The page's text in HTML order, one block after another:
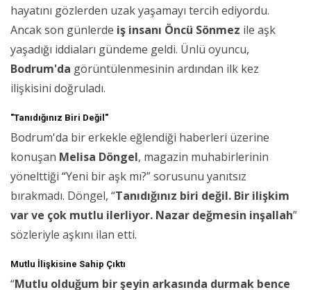
hayatını gözlerden uzak yaşamayı tercih ediyordu.
Ancak son günlerde iş insanı Öncü Sönmez ile aşk
yaşadığı iddiaları gündeme geldi. Ünlü oyuncu,
Bodrum'da görüntülenmesinin ardından ilk kez
ilişkisini doğruladı.
"Tanıdığınız Biri Değil"
Bodrum'da bir erkekle eğlendiği haberleri üzerine
konuşan Melisa Döngel, magazin muhabirlerinin
yönelttiği “Yeni bir aşk mı?” sorusunu yanıtsız
bırakmadı. Döngel, “Tanıdığınız biri değil. Bir ilişkim
var ve çok mutlu ilerliyor. Nazar değmesin inşallah”
sözleriyle aşkını ilan etti.
Mutlu İlişkisine Sahip Çıktı
“Mutlu olduğum bir şeyin arkasında durmak bence